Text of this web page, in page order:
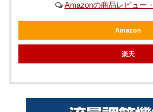
Amazonの商品レビュー
Amazon
楽天